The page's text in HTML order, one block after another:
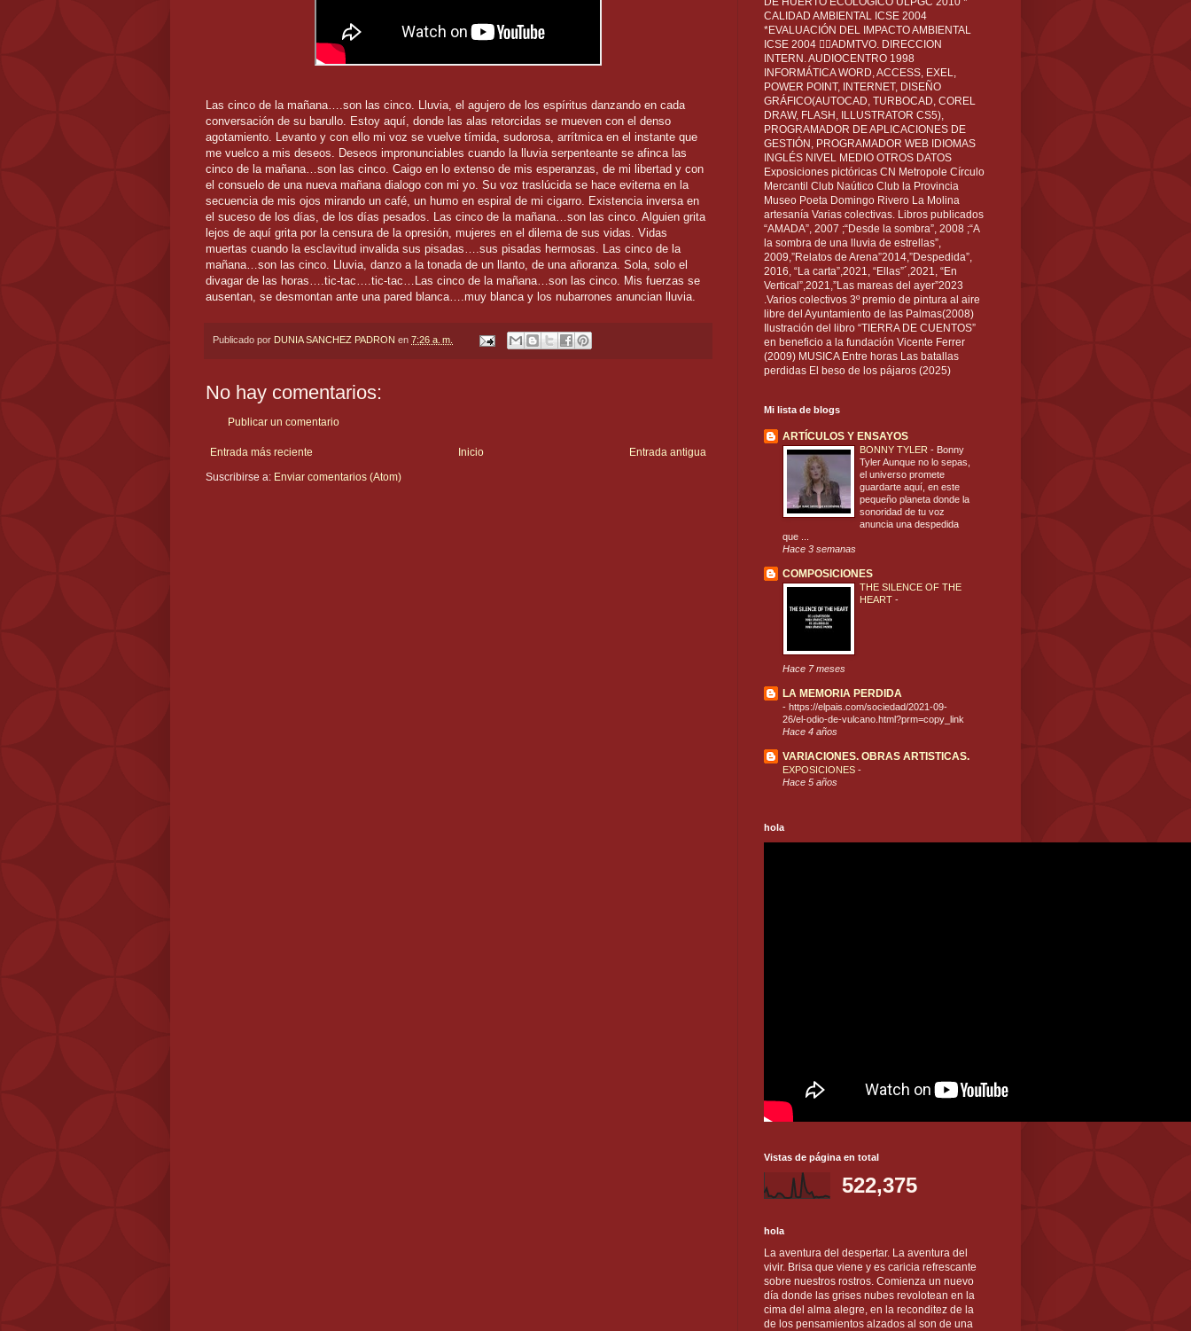
Las cinco de la mañana….son las cinco. Lluvia, el agujero de los espíritus danzando en cada
conversación de su barullo. Estoy aquí, donde las alas retorcidas se mueven con el denso
agotamiento. Levanto y con ello mi voz se vuelve tímida, sudorosa, arrítmica en el instante que
me vuelco a mis deseos. Deseos impronunciables cuando la lluvia serpenteante se afinca las
cinco de la mañana…son las cinco. Caigo en lo extenso de mis esperanzas, de mi libertad y con
el consuelo de una nueva mañana dialogo con mi yo. Su voz traslúcida se hace eviterna en la
secuencia de mis ojos mirando un café, un humo en espiral de mi cigarro. Existencia inversa en
el suceso de los días, de los días pesados. Las cinco de la mañana…son las cinco. Alguien grita
lejos de aquí grita por la censura de la opresión, mujeres en el dilema de sus vidas. Vidas
muertas cuando la esclavitud invalida sus pisadas….sus pisadas hermosas. Las cinco de la
mañana…son las cinco. Lluvia, danzo a la tonada de un llanto, de una añoranza. Sola, solo el
divagar de las horas….tic-tac….tic-tac…Las cinco de la mañana…son las cinco. Mis fuerzas se
ausentan, se desmontan ante una pared blanca….muy blanca y los nubarrones anuncian lluvia.
Publicado por DUNIA SANCHEZ PADRON en 7:26 a. m.
No hay comentarios:
Publicar un comentario
Entrada más reciente Entrada antigua
Inicio
Suscribirse a: Enviar comentarios (Atom)
CALIDAD AMBIENTAL ICSE 2004
*EVALUACIÓN DEL IMPACTO AMBIENTAL
ICSE 2004 ADMTVO. DIRECCION
INTERN. AUDIOCENTRO 1998
INFORMÁTICA WORD, ACCESS, EXEL,
POWER POINT, INTERNET, DISEÑO
GRÁFICO(AUTOCAD, TURBOCAD, COREL
DRAW, FLASH, ILLUSTRATOR CS5),
PROGRAMADOR DE APLICACIONES DE
GESTIÓN, PROGRAMADOR WEB IDIOMAS
INGLÉS NIVEL MEDIO OTROS DATOS
Exposiciones pictóricas CN Metropole Círculo
Mercantil Club Naútico Club la Provincia
Museo Poeta Domingo Rivero La Molina
artesanía Varias colectivas. Libros publicados
“AMADA”, 2007 ;“Desde la sombra”, 2008 ;“A
la sombra de una lluvia de estrellas”,
2009,”Relatos de Arena”2014,”Despedida”,
2016, “La carta”,2021, “Ellas”´,2021, “En
Vertical”,2021,”Las mareas del ayer”2023
.Varios colectivos 3º premio de pintura al aire
libre del Ayuntamiento de las Palmas(2008)
Ilustración del libro “TIERRA DE CUENTOS”
en beneficio a la fundación Vicente Ferrer
(2009) MUSICA Entre horas Las batallas
perdidas El beso de los pájaros (2025)
Mi lista de blogs
ARTÍCULOS Y ENSAYOS
BONNY TYLER - Bonny
Tyler Aunque no lo sepas,
el universo promete
guardarte aquí, en este
pequeño planeta donde la
sonoridad de tu voz
anuncia una despedida
que ...
Hace 3 semanas
COMPOSICIONES
THE SILENCE OF THE
HEART -
Hace 7 meses
LA MEMORIA PERDIDA
- https://elpais.com/sociedad/2021-09-
26/el-odio-de-vulcano.html?prm=copy_link
Hace 4 años
VARIACIONES. OBRAS ARTISTICAS.
EXPOSICIONES -
Hace 5 años
hola
Vistas de página en total
522,375
hola
La aventura del despertar. La aventura del
vivir. Brisa que viene y es caricia refrescante
sobre nuestros rostros. Comienza un nuevo
día donde las grises nubes revolotean en la
cima del alma alegre, en la reconditez de la
de los pensamientos alzados al son de una